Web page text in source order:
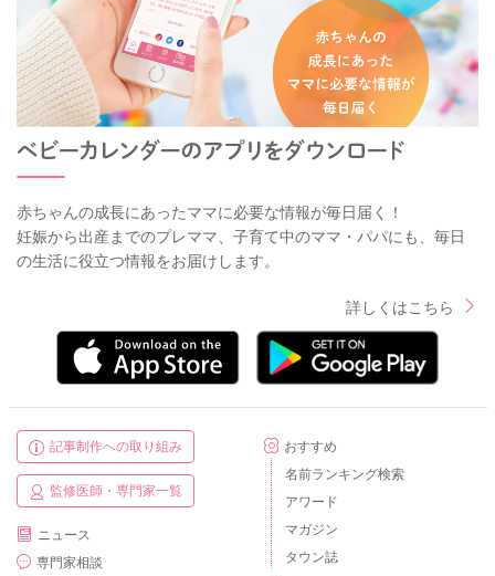
赤ちゃんの成長にあったママに必要な情報が毎日届く！
妊娠から出産までのプレママ、子育て中のママ・パパにも、毎日
の生活に役立つ情報をお届けします。
詳しくはこちら
記事制作への取り組み
監修医師・専門家一覧
ニュース
専門家相談
おすすめ
名前ランキング検索
アワード
マガジン
タウン誌